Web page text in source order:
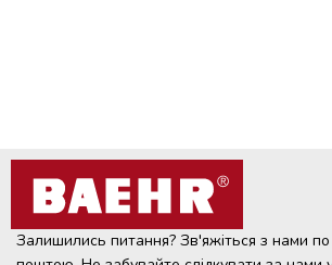
Залишились питання? Зв'яжіться з нами